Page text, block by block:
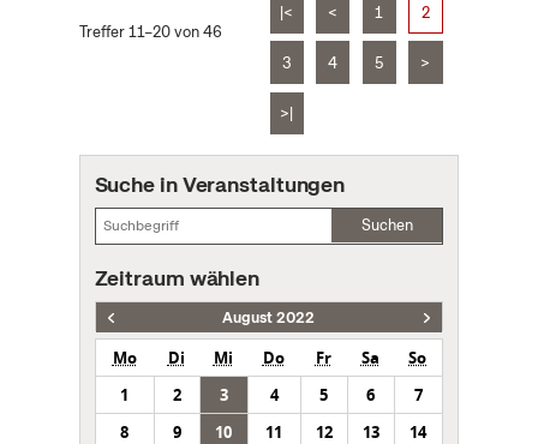
Treffer 11–20 von 46
|< < 1 2
3 4 5 >
>|
Suche in Veranstaltungen
Suchen
Zeitraum wählen
August 2022
Mo Di Mi Do Fr Sa
So
1
2 3 4 5 6
7
8
9 10 11 12 13
14